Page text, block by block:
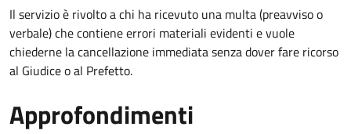
Il servizio è rivolto a chi ha ricevuto una multa (preavviso o
verbale) che contiene errori materiali evidenti e vuole
chiederne la cancellazione immediata senza dover fare ricorso
al Giudice o al Prefetto.
Approfondimenti